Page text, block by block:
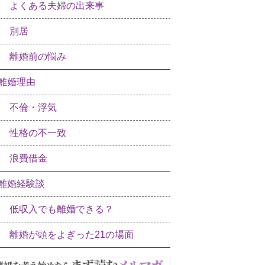
よくある夫婦の出来事
別居
離婚前の悩み
婚理由
不倫・浮気
性格の不一致
浪費借金
婚経験談
低収入でも離婚できる？
離婚が頭をよぎった21の場面